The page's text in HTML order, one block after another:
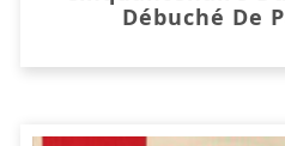
Débuché De